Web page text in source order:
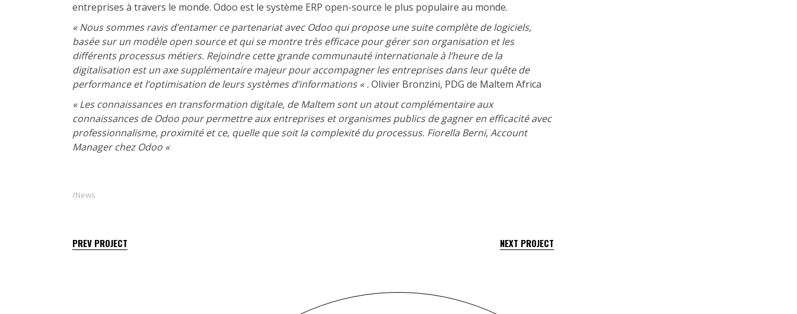
entreprises à travers le monde. Odoo est le système ERP open-source le plus populaire au monde.
« Nous sommes ravis d’entamer ce partenariat avec Odoo qui propose une suite complète de logiciels,
basée sur un modèle open source et qui se montre très efficace pour gérer son organisation et les
différents processus métiers. Rejoindre cette grande communauté internationale à l’heure de la
digitalisation est un axe supplémentaire majeur pour accompagner les entreprises dans leur quête de
performance et l’optimisation de leurs systèmes d’informations « .Olivier Bronzini, PDG de Maltem Africa
« Les connaissances en transformation digitale, de Maltem sont un atout complémentaire aux
connaissances de Odoo pour permettre aux entreprises et organismes publics de gagner en efficacité avec
professionnalisme, proximité et ce, quelle que soit la complexité du processus. Fiorella Berni, Account
Manager chez Odoo «
News
PREV PROJECT NEXT PROJECT